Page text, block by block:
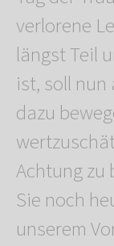
verlorene
längst Teil
ist, soll nun
dazu
Achtung zu
Sie noch
unserem